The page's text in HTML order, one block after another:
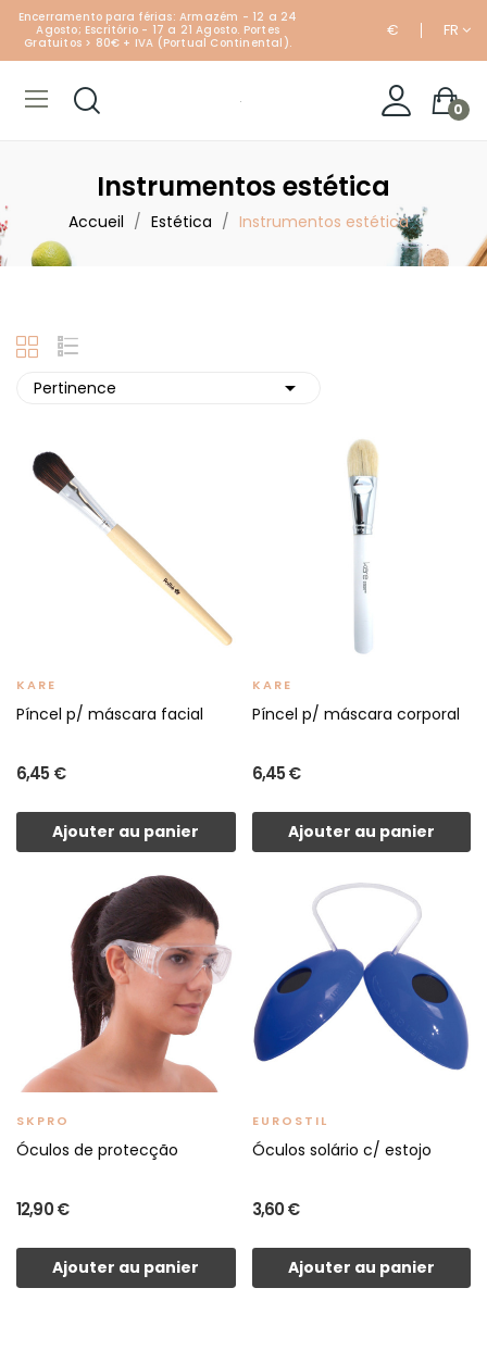
Encerramento para férias: Armazém - 12 a 24
Agosto; Escritório - 17 a 21 Agosto. Portes
Gratuitos > 80€ + IVA (Portual Continental).
€ FR
0
Instrumentos estética
Accueil Estética Instrumentos estética
Pertinence 
KARE
Píncel p/ máscara facial
6,45 €
Ajouter au panier
KARE
Píncel p/ máscara corporal
6,45 €
Ajouter au panier
SKPRO
Óculos de protecção
12,90 €
Ajouter au panier
EUROSTIL
Óculos solário c/ estojo
3,60 €
Ajouter au panier